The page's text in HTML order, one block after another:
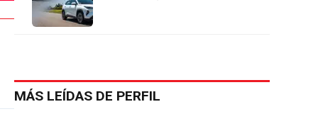
MÁS LEÍDAS DE PERFIL